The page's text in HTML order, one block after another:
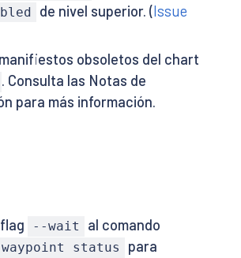
de nivel superior. (Issue
manifiestos obsoletos del chart
. Consulta las Notas de
para más información.
--wait al comando
status
para